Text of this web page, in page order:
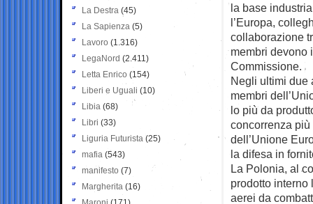
la base
l’Europa,
collaborazione
membri devono
Commissione.
Negli ultimi due
membri
lo più da
concorrenza più
dell’Unione
la difesa in
La Polonia, al
prodotto interno
aerei da
La Destra (45)
La Sapienza (5)
Lavoro (1.316)
LegaNord (2.411)
Letta Enrico (154)
Liberi e Uguali (10)
Libia (68)
Libri (33)
Liguria Futurista (25)
mafia (543)
manifesto (7)
Margherita (16)